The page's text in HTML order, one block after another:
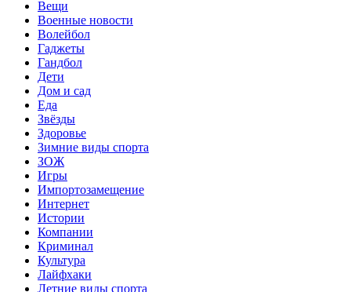
Вещи
Военные новости
Волейбол
Гаджеты
Гандбол
Дети
Дом и сад
Еда
Звёзды
Здоровье
Зимние виды спорта
ЗОЖ
Игры
Импортозамещение
Интернет
Истории
Компании
Криминал
Культура
Лайфхаки
Летние виды спорта